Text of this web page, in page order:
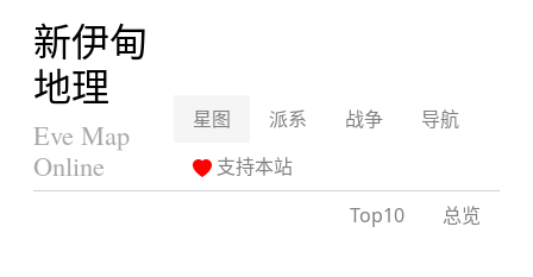
新伊甸
地理
Eve Map
Online
星图 派系 战争
导航
支持本站
总览
Top10